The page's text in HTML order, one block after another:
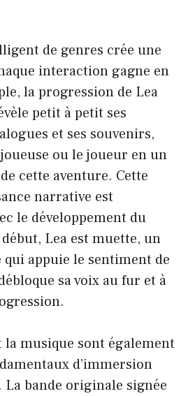
de genres crée une
interaction gagne en
la progression de Lea
petit à petit ses
et ses souvenirs,
ou le joueur en un
cette aventure. Cette
narrative est
le développement du
Lea est muette, un
appuie le sentiment de
sa voix au fur et à
la musique sont également
d’immersion
La bande originale signée